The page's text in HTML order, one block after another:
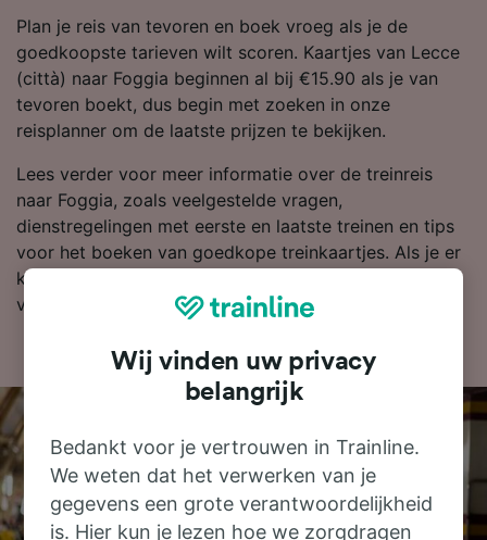
Plan je reis van tevoren en boek vroeg als je de
goedkoopste tarieven wilt scoren. Kaartjes van Lecce
(città) naar Foggia beginnen al bij €15.90 als je van
tevoren boekt, dus begin met zoeken in onze
reisplanner om de laatste prijzen te bekijken.
Lees verder voor meer informatie over de treinreis
naar Foggia, zoals veelgestelde vragen,
dienstregelingen met eerste en laatste treinen en tips
voor het boeken van goedkope treinkaartjes. Als je er
klaar voor bent om te boeken, zoek je kaartjes dan
vandaag nog bij ons naar goedkope treinkaartjes.
Wij vinden uw privacy
belangrijk
Bedankt voor je vertrouwen in Trainline.
We weten dat het verwerken van je
gegevens een grote verantwoordelijkheid
is. Hier kun je lezen hoe we zorgdragen